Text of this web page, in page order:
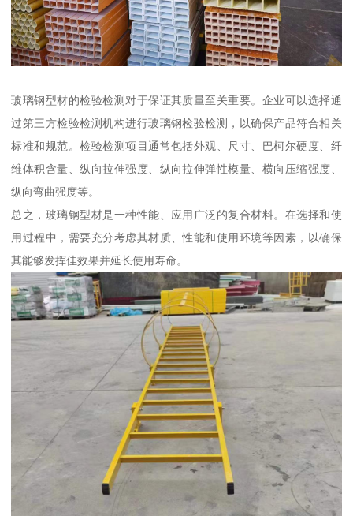
玻璃钢型材的检验检测对于保证其质量至关重要。企业可以选择通
过第三方检验检测机构进行玻璃钢检验检测，以确保产品符合相关
标准和规范。检验检测项目通常包括外观、尺寸、巴柯尔硬度、纤
维体积含量、纵向拉伸强度、纵向拉伸弹性模量、横向压缩强度、
纵向弯曲强度等。
总之，玻璃钢型材是一种性能、应用广泛的复合材料。在选择和使
用过程中，需要充分考虑其材质、性能和使用环境等因素，以确保
其能够发挥佳效果并延长使用寿命。